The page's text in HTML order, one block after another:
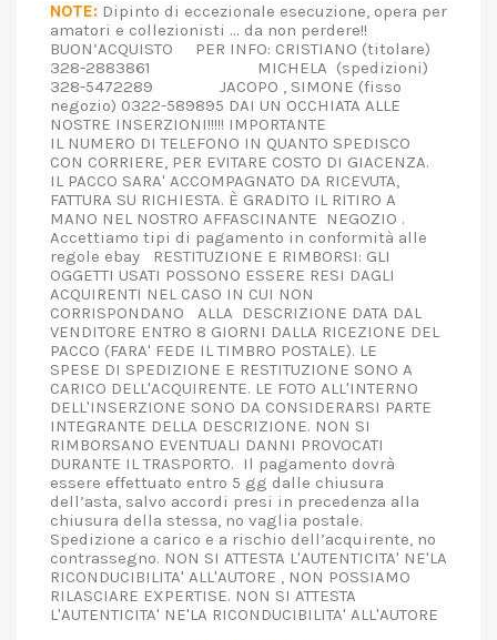
NOTE: Dipinto di eccezionale esecuzione, opera per
amatori e collezionisti ... da non perdere!!
BUON’ACQUISTO PER INFO: CRISTIANO (titolare)
328-2883861 MICHELA (spedizioni)
328-5472289 JACOPO , SIMONE (fisso
negozio) 0322-589895 DAI UN OCCHIATA ALLE
NOSTRE INSERZIONI!!!!! IMPORTANTE
IL NUMERO DI TELEFONO IN QUANTO SPEDISCO
CON CORRIERE, PER EVITARE COSTO DI GIACENZA.
IL PACCO SARA' ACCOMPAGNATO DA RICEVUTA,
FATTURA SU RICHIESTA. È GRADITO IL RITIRO A
MANO NEL NOSTRO AFFASCINANTE NEGOZIO .
Accettiamo tipi di pagamento in conformità alle
regole ebay RESTITUZIONE E RIMBORSI: GLI
OGGETTI USATI POSSONO ESSERE RESI DAGLI
ACQUIRENTI NEL CASO IN CUI NON
CORRISPONDANO ALLA DESCRIZIONE DATA DAL
VENDITORE ENTRO 8 GIORNI DALLA RICEZIONE DEL
PACCO (FARA' FEDE IL TIMBRO POSTALE). LE
SPESE DI SPEDIZIONE E RESTITUZIONE SONO A
CARICO DELL'ACQUIRENTE. LE FOTO ALL'INTERNO
DELL'INSERZIONE SONO DA CONSIDERARSI PARTE
INTEGRANTE DELLA DESCRIZIONE. NON SI
RIMBORSANO EVENTUALI DANNI PROVOCATI
DURANTE IL TRASPORTO. Il pagamento dovrà
essere effettuato entro 5 gg dalle chiusura
dell’asta, salvo accordi presi in precedenza alla
chiusura della stessa, no vaglia postale.
Spedizione a carico e a rischio dell’acquirente, no
contrassegno. NON SI ATTESTA L'AUTENTICITA' NE'LA
RICONDUCIBILITA' ALL'AUTORE , NON POSSIAMO
RILASCIARE EXPERTISE. NON SI ATTESTA
L'AUTENTICITA' NE'LA RICONDUCIBILITA' ALL'AUTORE